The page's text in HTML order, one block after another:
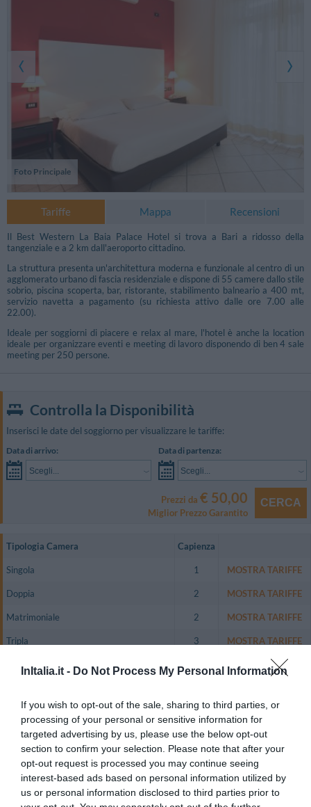
InItalia.it - Do Not Process My Personal Information
If you wish to opt-out of the sale, sharing to third parties, or
processing of your personal or sensitive information for
targeted advertising by us, please use the below opt-out
section to confirm your selection. Please note that after your
opt-out request is processed you may continue seeing
interest-based ads based on personal information utilized by
us or personal information disclosed to third parties prior to
Foto Principale
Tariffe Mappa Recensioni
Il Best Western La Baia Palace Hotel si trova a Bari a ridosso della
tangenziale e a 2 km dall'aeroporto cittadino.
La struttura presenta un'architettura moderna e funzionale al centro di un
agglomerato urbano di fascia residenziale e dispone di 55 camere dallo stile
sobrio, piscina scoperta, bar, ristorante, stabilimento balneario a 400 mt,
servizio navetta a pagamento (su richiesta attivo dalle ore 7.00 alle
22.00).
Ideale per soggiorni di piacere e relax al mare, l'hotel è anche la location
ideale per organizzare eventi e meeting di lavoro disponendo di ben 4 sale
meeting per 250 persone.
Controlla la Disponibilità
Inserisci le date del soggiorno per visualizzare le tariffe:
Data di arrivo:
Scegli...
Data di partenza:
Scegli...
Prezzi da € 50,00
Miglior Prezzo Garantito
CERCA
Tipologia Camera Capienza
Singola 1 MOSTRA TARIFFE
Doppia 2 MOSTRA TARIFFE
Matrimoniale 2 MOSTRA TARIFFE
Tripla 3 MOSTRA TARIFFE
Doppia uso Singola MOSTRA TARIFFE
tv,connessione Wi-Fi a Internet a pagamento, bagno privato.
Camere disponibili: Singola, Doppia, Matrimoniale, Tripla, Doppia uso
Singola.
Servizi Inclusi nel prezzo